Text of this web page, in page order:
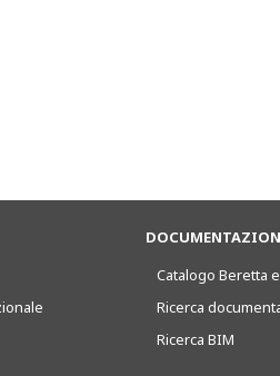
Catalogo Beretta
Ricerca
Ricerca BIM